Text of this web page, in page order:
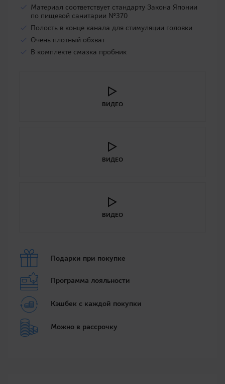
Материал соответствует стандарту Закона Японии
по пищевой санитарии №370
Полость в конце канала для стимуляции головки
Очень плотный обхват
В комплекте смазка пробник
ВИДЕО
ВИДЕО
ВИДЕО
Подарки при покупке
Программа лояльности
Кэшбек с каждой покупки
Можно в рассрочку